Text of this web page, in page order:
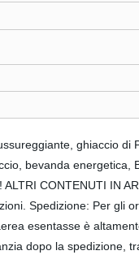
ghiaccio di
bevanda
IN ARRIVO!
Spedizione: Per gli
esentasse è
dopo la spedizione,